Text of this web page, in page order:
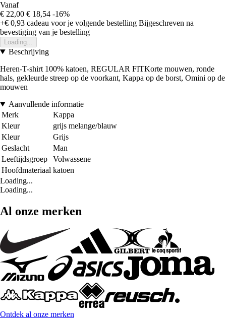
Vanaf
€ 22,00 € 18,54 -16%
+€ 0,93 cadeau voor je volgende bestelling Bijgeschreven na
bevestiging van je bestelling
Loading...
Beschrijving
Heren-T-shirt 100% katoen, REGULAR FITKorte mouwen, ronde
hals, gekleurde streep op de voorkant, Kappa op de borst, Omini op de
mouwen
Aanvullende informatie
Merk
Kappa
Kleur
grijs melange/blauw
Kleur
Grijs
Geslacht
Man
Leeftijdsgroep
Volwassene
Hoofdmateriaal katoen
Loading...
Loading...
Al onze merken
Ontdek al onze merken